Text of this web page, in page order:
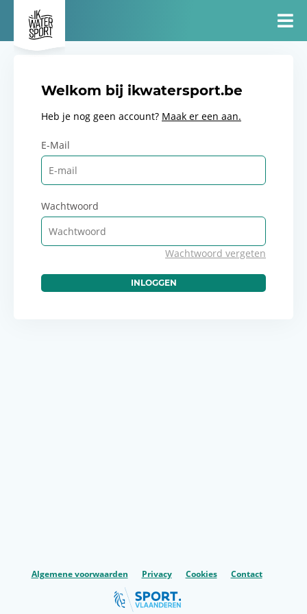
Welkom bij ikwatersport.be
Heb je nog geen account? Maak er een aan.
E-Mail
Wachtwoord
Wachtwoord vergeten
INLOGGEN
Algemene voorwaarden Privacy Cookies Contact